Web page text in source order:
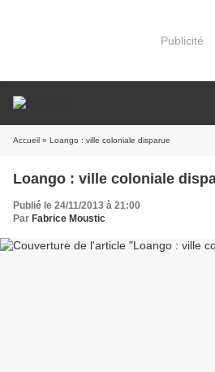
Publicité
Accueil » Loango : ville coloniale disparue
Loango : ville coloniale
Publié le 24/11/2013 à 21:00
Par Fabrice Moustic